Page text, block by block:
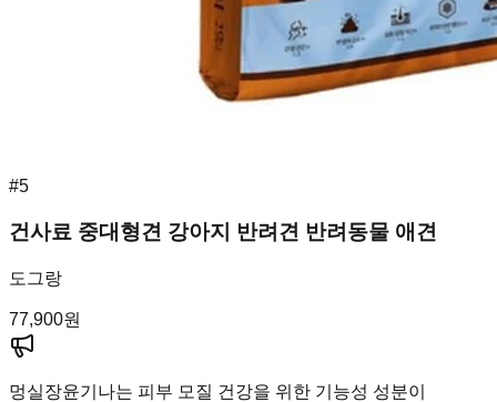
#5
건사료 중대형견 강아지 반려견 반려동물 애견
도그랑
77,900원
멍실장윤기나는 피부 모질 건강을 위한 기능성 성분이